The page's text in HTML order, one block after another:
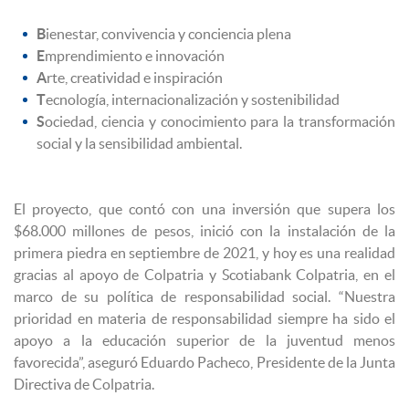
Bienestar, convivencia y conciencia plena
Emprendimiento e innovación
Arte, creatividad e inspiración
Tecnología, internacionalización y sostenibilidad
Sociedad, ciencia y conocimiento para la transformación
social y la sensibilidad ambiental.
El proyecto, que contó con una inversión que supera los
$68.000 millones de pesos, inició con la instalación de la
primera piedra en septiembre de 2021, y hoy es una realidad
gracias al apoyo de Colpatria y Scotiabank Colpatria, en el
marco de su política de responsabilidad social. “Nuestra
prioridad en materia de responsabilidad siempre ha sido el
apoyo a la educación superior de la juventud menos
favorecida”, aseguró Eduardo Pacheco, Presidente de la Junta
Directiva de Colpatria.